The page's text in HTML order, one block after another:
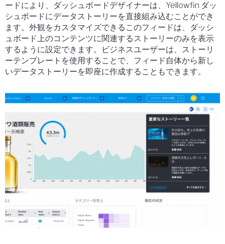
ードにより、ダッシュボードデザイナーは、Yellowfin ダッ
シュボードにデータストーリーを直接組み込むことができ
ます。外観をカスタマイズできるこのフィードは、ダッシ
ュボード上のコンテンツに関連するストーリーのみを表示
するように設定できます。ビジネスユーザーは、ストーリ
ーテンプレートを使用することで、フィード自体から新し
いデータストーリーを即座に作成することもできます。